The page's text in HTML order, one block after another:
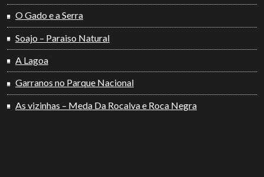
O Gado e a Serra
Soajo – Paraiso Natural
A Lagoa
Garranos no Parque Nacional
As vizinhas – Meda Da Rocalva e Roca Negra